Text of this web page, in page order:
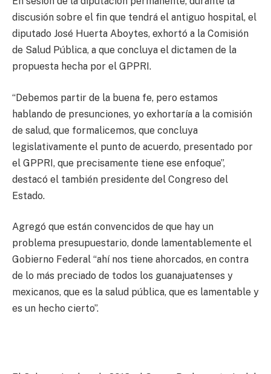
discusión sobre el fin que tendrá el antiguo hospital, el
diputado José Huerta Aboytes, exhortó a la Comisión
de Salud Pública, a que concluya el dictamen de la
propuesta hecha por el GPPRI.
“Debemos partir de la buena fe, pero estamos
hablando de presunciones, yo exhortaría a la comisión
de salud, que formalicemos, que concluya
legislativamente el punto de acuerdo, presentado por
el GPPRI, que precisamente tiene ese enfoque”,
destacó el también presidente del Congreso del
Estado.
Agregó que están convencidos de que hay un
problema presupuestario, donde lamentablemente el
Gobierno Federal “ahí nos tiene ahorcados, en contra
de lo más preciado de todos los guanajuatenses y
mexicanos, que es la salud pública, que es lamentable y
es un hecho cierto”.